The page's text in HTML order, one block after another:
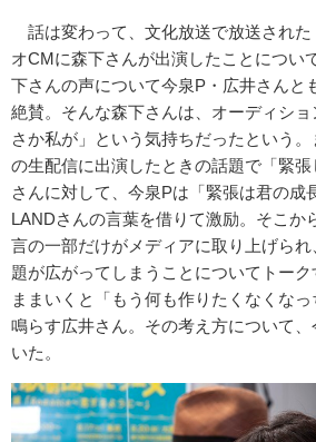
話は変わって、文化放送で放送された
オCMに森下さんが出演したことについ
下さんの声について今泉P・広井さんと
絶賛。そんな森下さんは、オーディシ
さか私が」という気持ちだったという。
の生配信に出演したときの話題で「緊
さんに対して、今泉Pは「緊張は君の成
LANDさんの言葉を借りて激励。そこか
言の一部だけがメディアに取り上げら
題が広がってしまうことについてトー
ままいくと「もう何も作りたくなくな
鳴らす広井さん。その考え方について
いた。